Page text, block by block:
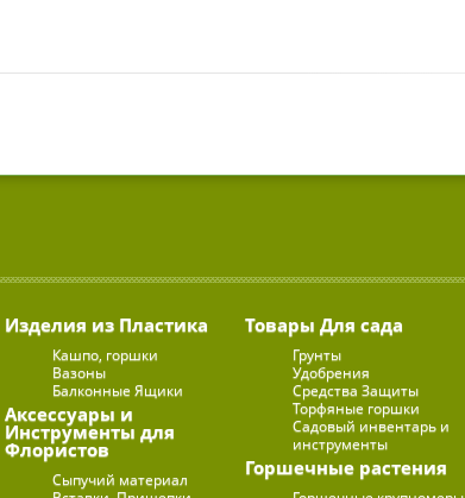
Изделия из Пластика
Кашпо, горшки
Вазоны
Балконные Ящики
Аксессуары и
Инструменты для
Флористов
Сыпучий материал
Товары Для сада
Грунты
Удобрения
Средства Защиты
Торфяные горшки
Садовый инвентарь и
инструменты
Горшечные растения